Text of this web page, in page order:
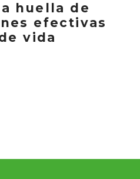
huella de
efectivas
vida